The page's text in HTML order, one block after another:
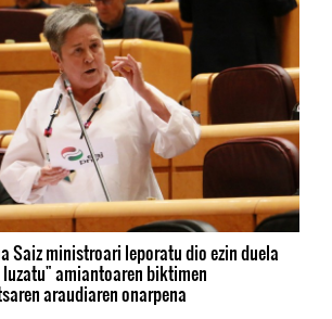
Saiz ministroari leporatu dio ezin duela
amiantoaren biktimen
araudiaren onarpena